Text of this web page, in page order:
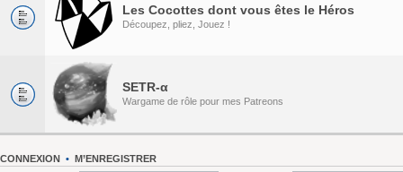
Les Cocottes dont vous êtes le Héros
Découpez, pliez, Jouez !
SETR-α
Wargame de rôle pour mes Patreons
CONNEXION • M’ENREGISTRER